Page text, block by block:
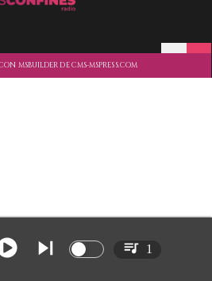
MSBUILDER DE CMS-MSPRESS.COM
1